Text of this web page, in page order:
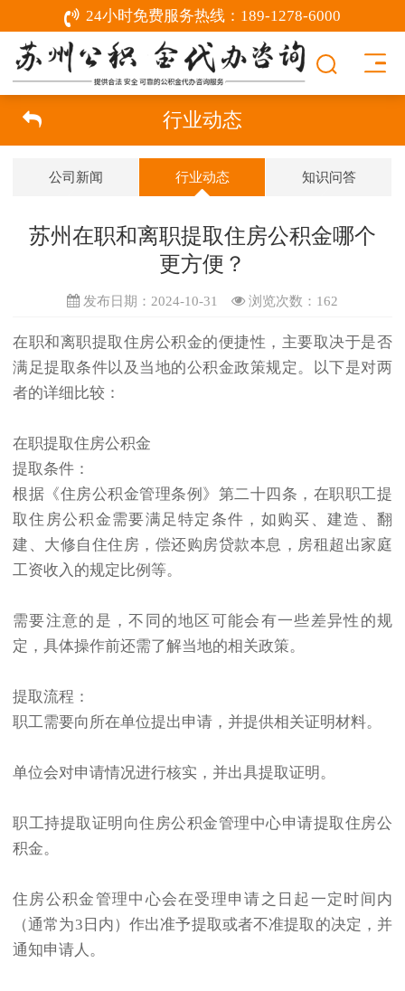
24小时免费服务热线： 189-1278-6000
行业动态
公司新闻 行业动态 知识问答
苏州在职和离职提取住房公积金哪个
更方便？
发布日期：2024-10-31 浏览次数： 162
在职和离职提取住房公积金的便捷性，主要取决于是否
满足提取条件以及当地的公积金政策规定。以下是对两
者的详细比较：
在职提取住房公积金
提取条件：
根据《住房公积金管理条例》第二十四条，在职职工提
取住房公积金需要满足特定条件，如购买、建造、翻
建、大修自住住房，偿还购房贷款本息，房租超出家庭
工资收入的规定比例等。
需要注意的是，不同的地区可能会有一些差异性的规
定，具体操作前还需了解当地的相关政策。
提取流程：
职工需要向所在单位提出申请，并提供相关证明材料。
单位会对申请情况进行核实，并出具提取证明。
职工持提取证明向住房公积金管理中心申请提取住房公
积金。
住房公积金管理中心会在受理申请之日起一定时间内
（通常为3日内）作出准予提取或者不准提取的决定，并
通知申请人。